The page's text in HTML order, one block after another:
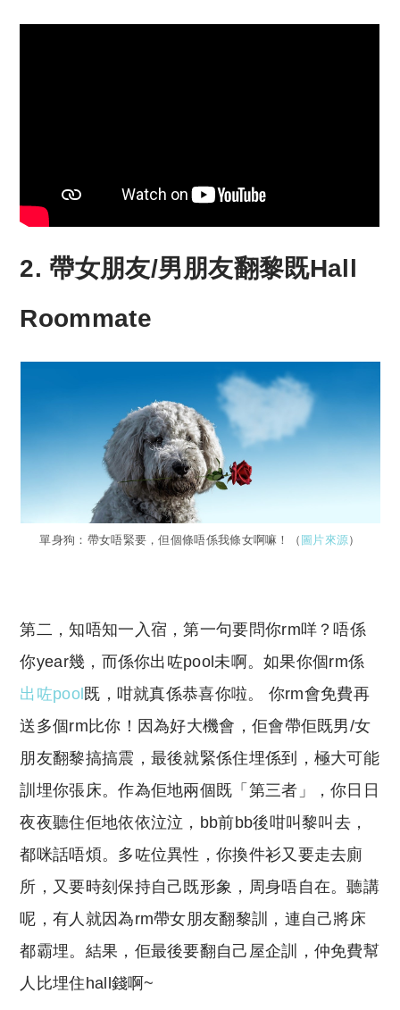
2. 帶女朋友/男朋友翻黎既Hall
Roommate
單身狗：帶女唔緊要，但個條唔係我條女啊嘛！（ 圖片來源）
第二，知唔知一入宿，第一句要問你rm咩？唔係
你year幾，而係你出咗pool未啊。如果你個rm係
出咗pool既，咁就真係恭喜你啦。 你rm會免費再
送多個rm比你！因為好大機會，佢會帶佢既男/女
朋友翻黎搞搞震，最後就緊係住埋係到，極大可能
訓埋你張床。作為佢地兩個既「第三者」，你日日
夜夜聽住佢地依依泣泣，bb前bb後咁叫黎叫去，
都咪話唔煩。多咗位異性，你換件衫又要走去廁
所，又要時刻保持自己既形象，周身唔自在。聽講
呢，有人就因為rm帶女朋友翻黎訓，連自己將床
都霸埋。結果，佢最後要翻自己屋企訓，仲免費幫
人比埋住hall錢啊~